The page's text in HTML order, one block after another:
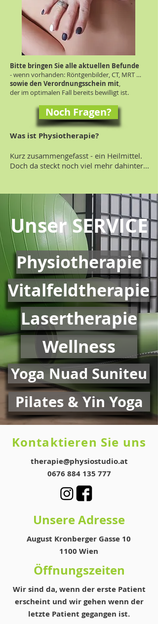
Bitte bringen Sie alle aktuellen Befunde
- wenn vorhanden: Röntgenbilder, CT, MRT …
sowie den Verordnungsschein mit,
der im optimalen Fall bereits bewilligt ist.
Noch Fragen?
Was ist Physiotherapie?
Kurz zusammengefasst - ein Heilmittel.
Doch da steckt noch viel mehr dahinter...
Unser SERVICE
Physiotherapie
Vitalfeldtherapie
Lasertherapie
Wellness
Yoga Nuad Suniteu
Pilates & Yin Yoga
Kontaktieren Sie uns
therapie@physiostudio.at
0676 884 135 777
Unsere Adresse
August Kronberger Gasse 10
1100 Wien
Öffnungszeiten
Wir sind da, wenn der erste Patient
erscheint und wir gehen wenn der
letzte Patient gegangen ist.